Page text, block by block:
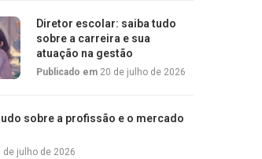
Diretor escolar: saiba tudo
sobre a carreira e sua
atuação na gestão
Publicado em 20 de julho de 2026
sobre a profissão e o mercado
de julho de 2026